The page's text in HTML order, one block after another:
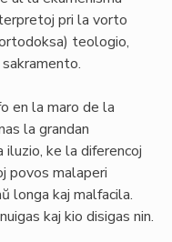
pri la vorto
teologio,
en la maro de la
la grandan
ke la diferencoj
povos malaperi
longa kaj malfacila.
kaj kio disigas nin.